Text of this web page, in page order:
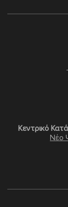
Κεντρικό
Νέο